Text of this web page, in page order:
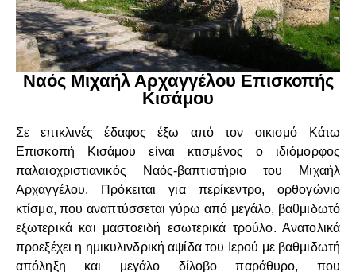
Ναός Μιχαήλ Αρχαγγέλου Επισκοπής
Κισάμου
Σε επικλινές έδαφος έξω από τον οικισμό Κάτω
Επισκοπή Κισάμου είναι κτισμένος ο ιδιόμορφος
παλαιοχριστιανικός Ναός-βαπτιστήριο του Μιχαήλ
Αρχαγγέλου. Πρόκειται για περίκεντρο, ορθογώνιο
κτίσμα, που αναπτύσσεται γύρω από μεγάλο, βαθμιδωτό
εξωτερικά και μαστοειδή εσωτερικά τρούλο. Ανατολικά
προεξέχει η ημικυλινδρική αψίδα του Ιερού με βαθμιδωτή
απόληξη και μεγάλο δίλοβο παράθυρο, που